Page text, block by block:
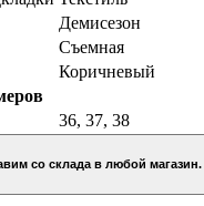
Демисезон
Съемная
Коричневый
36, 37, 38